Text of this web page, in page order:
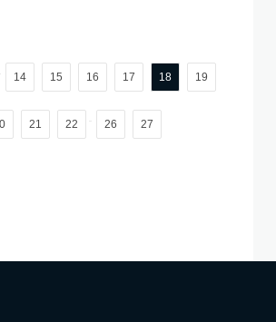
14 15 16 17 18 19
21 22 26 27